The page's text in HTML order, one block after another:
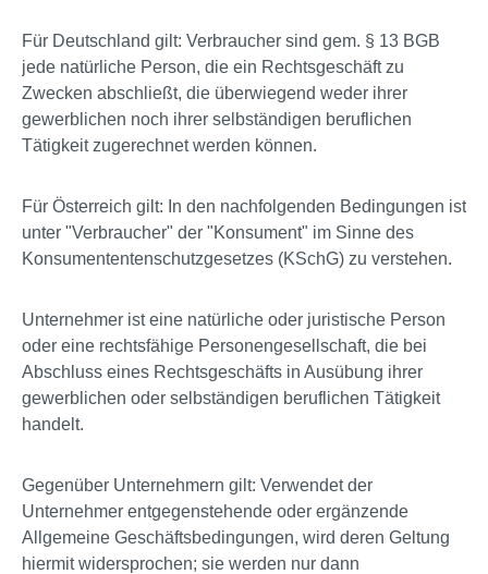
Für Deutschland gilt: Verbraucher sind gem. § 13 BGB
jede natürliche Person, die ein Rechtsgeschäft zu
Zwecken abschließt, die überwiegend weder ihrer
gewerblichen noch ihrer selbständigen beruflichen
Tätigkeit zugerechnet werden können.
Für Österreich gilt: In den nachfolgenden Bedingungen ist
unter "Verbraucher" der "Konsument" im Sinne des
Konsumententenschutzgesetzes (KSchG) zu verstehen.
Unternehmer ist eine natürliche oder juristische Person
oder eine rechtsfähige Personengesellschaft, die bei
Abschluss eines Rechtsgeschäfts in Ausübung ihrer
gewerblichen oder selbständigen beruflichen Tätigkeit
handelt.
Gegenüber Unternehmern gilt: Verwendet der
Unternehmer entgegenstehende oder ergänzende
Allgemeine Geschäftsbedingungen, wird deren Geltung
hiermit widersprochen; sie werden nur dann